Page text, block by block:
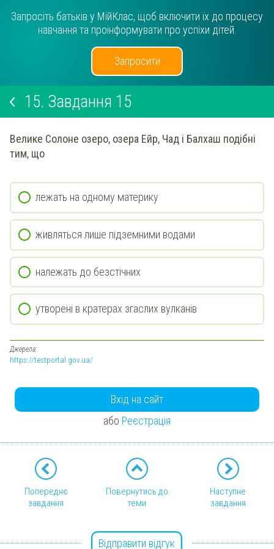
Запросіть батьків у МійКлас, щоб включити їх до процесу
навчання та проінформувати про успіхи дітей.
Запросити
15. Завдання 15
Велике Солоне озеро, озера Ейр, Чад і Балхаш подібні
тим, що
лежать на одному материку
живляться лише підземними водами
належать до безстічних
утворені в кратерах згаслих вулканів
Джерела:
https://testportal.gov.ua/
Вхід на сайт
або Реєстрація
Попереднє
завдання
Повернутись до
теми
Наступне
завдання
Відправити відгук